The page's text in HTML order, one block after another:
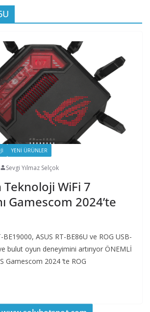
YENI ÜRÜNLER
Sevgi Yılmaz Selçok
Teknoloji WiFi 7
Gamescom 2024’te
BE19000, ASUS RT-BE86U ve ROG USB-
bulut oyun deneyimini artırıyor ÖNEMLİ
Gamescom 2024 ‘te ROG